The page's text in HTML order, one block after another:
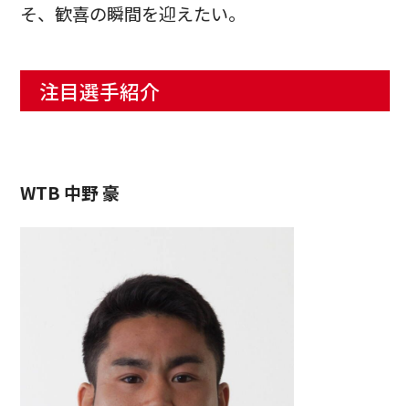
そ、歓喜の瞬間を迎えたい。
注目選手紹介
WTB 中野 豪